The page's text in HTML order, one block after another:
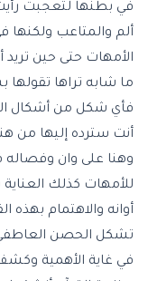
في بطنها لتعجبت
ألم والمتاعب ولكنها
الأمهات حتى حين
ما شابه تراها تقولها
فأي شكل من أشكال
أنت سترده إليها من
وهنا على وان
للأمهات كذلك
أوانه والاهتمام بهذه
تشكل الحصن العاطفي
في غاية الأهمية